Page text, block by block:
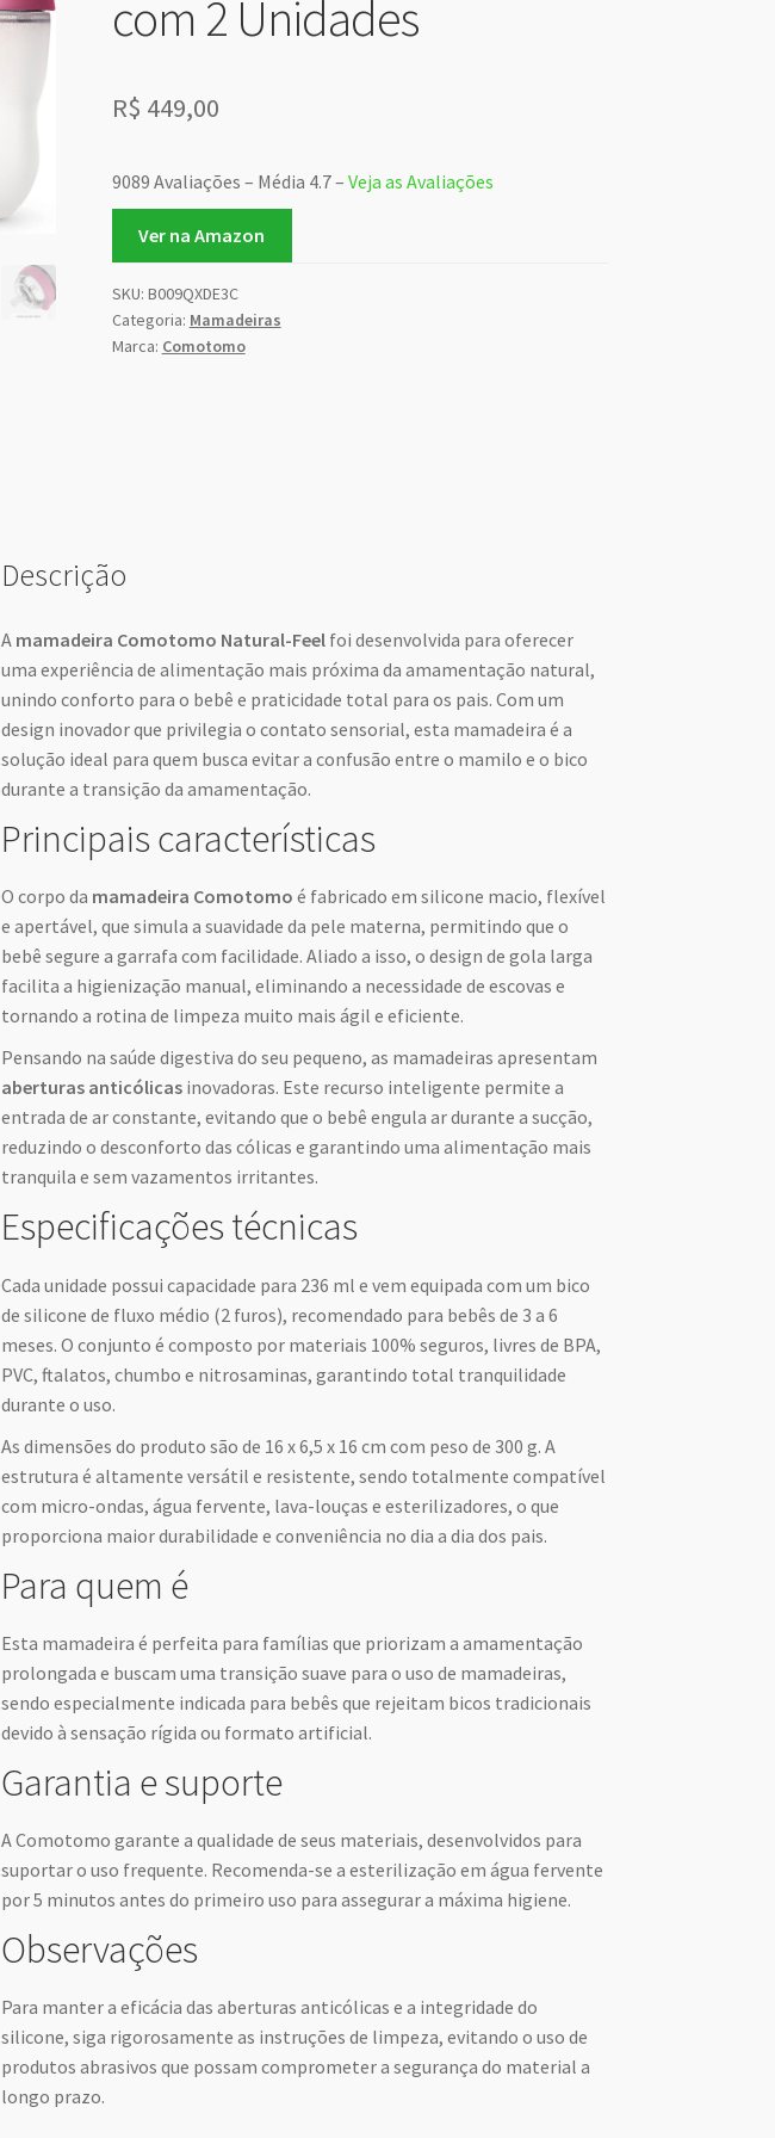
com 2 Unidades
R$ 449,00
9089 Avaliações – Média 4.7 – Veja as Avaliações
Ver na Amazon
SKU: B009QXDE3C
Categoria: Mamadeiras
Marca: Comotomo
Descrição
A mamadeira Comotomo Natural-Feel foi desenvolvida para oferecer
uma experiência de alimentação mais próxima da amamentação natural,
unindo conforto para o bebê e praticidade total para os pais. Com um
design inovador que privilegia o contato sensorial, esta mamadeira é a
solução ideal para quem busca evitar a confusão entre o mamilo e o bico
durante a transição da amamentação.
Principais características
O corpo da mamadeira Comotomo é fabricado em silicone macio, flexível
e apertável, que simula a suavidade da pele materna, permitindo que o
bebê segure a garrafa com facilidade. Aliado a isso, o design de gola larga
facilita a higienização manual, eliminando a necessidade de escovas e
tornando a rotina de limpeza muito mais ágil e eficiente.
Pensando na saúde digestiva do seu pequeno, as mamadeiras apresentam
aberturas anticólicas inovadoras. Este recurso inteligente permite a
entrada de ar constante, evitando que o bebê engula ar durante a sucção,
reduzindo o desconforto das cólicas e garantindo uma alimentação mais
tranquila e sem vazamentos irritantes.
Especificações técnicas
Cada unidade possui capacidade para 236 ml e vem equipada com um bico
de silicone de fluxo médio (2 furos), recomendado para bebês de 3 a 6
meses. O conjunto é composto por materiais 100% seguros, livres de BPA,
PVC, ftalatos, chumbo e nitrosaminas, garantindo total tranquilidade
durante o uso.
As dimensões do produto são de 16 x 6,5 x 16 cm com peso de 300 g. A
estrutura é altamente versátil e resistente, sendo totalmente compatível
com micro-ondas, água fervente, lava-louças e esterilizadores, o que
proporciona maior durabilidade e conveniência no dia a dia dos pais.
Para quem é
Esta mamadeira é perfeita para famílias que priorizam a amamentação
prolongada e buscam uma transição suave para o uso de mamadeiras,
sendo especialmente indicada para bebês que rejeitam bicos tradicionais
devido à sensação rígida ou formato artificial.
Garantia e suporte
A Comotomo garante a qualidade de seus materiais, desenvolvidos para
suportar o uso frequente. Recomenda-se a esterilização em água fervente
por 5 minutos antes do primeiro uso para assegurar a máxima higiene.
Observações
Para manter a eficácia das aberturas anticólicas e a integridade do
silicone, siga rigorosamente as instruções de limpeza, evitando o uso de
produtos abrasivos que possam comprometer a segurança do material a
longo prazo.